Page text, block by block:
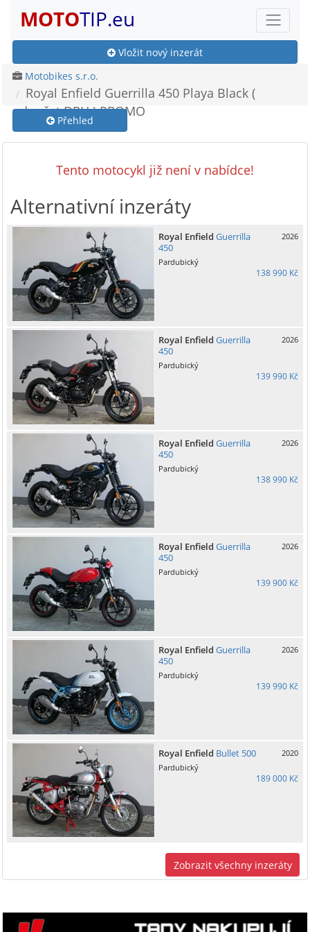
MOTOTIP.eu
Vložit nový inzerát
Motobikes s.r.o.
Royal Enfield Guerrilla 450 Playa Black (
odpočet DPH ) PROMO
Přehled
Tento motocykl již není v nabídce!
Alternativní inzeráty
Royal Enfield Guerrilla
450
2026
Pardubický
138 990 Kč
Royal Enfield Guerrilla
450
2026
Pardubický
139 990 Kč
Royal Enfield Guerrilla
450
2026
Pardubický
138 990 Kč
Royal Enfield Guerrilla
450
2026
Pardubický
139 900 Kč
Royal Enfield Guerrilla
450
2026
Pardubický
139 990 Kč
Royal Enfield Bullet 500
2020
Pardubický
189 000 Kč
Zobrazit všechny inzeráty